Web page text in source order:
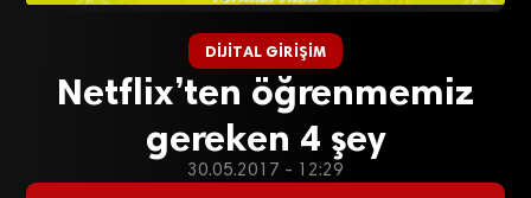
DIJITAL GIRIŞIM
Netflix’ten öğrenmemiz
gereken 4 şey
30.05.2017 - 12:29